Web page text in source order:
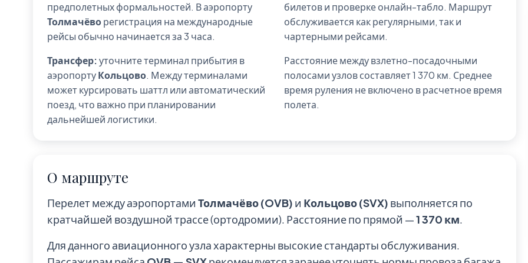
предполетных формальностей. В аэропорту
Толмачёворегистрация на международные
рейсы обычно начинается за 3 часа.
Трансфер:уточните терминал прибытия в
аэропортуКольцово. Между терминалами
может курсировать шаттл или автоматический
поезд, что важно при планировании
дальнейшей логистики.
билетов и проверке онлайн-табло. Маршрут
обслуживается как регулярными, так и
чартерными рейсами.
Расстояние между взлетно-посадочными
полосами узлов составляет 1 370 км. Среднее
время руления не включено в расчетное время
полета.
О маршруте
Перелет между аэропортами Толмачёво (OVB) и Кольцово (SVX) выполняется по
кратчайшей воздушной трассе (ортодромии). Расстояние по прямой —1 370 км.
Для данного авиационного узла характерны высокие стандарты обслуживания.